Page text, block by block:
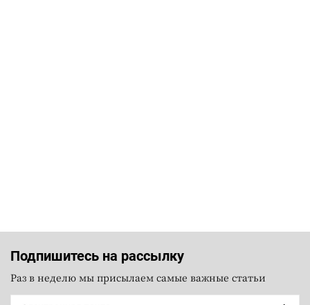
Подпишитесь на рассылку
Раз в неделю мы присылаем самые важные статьи